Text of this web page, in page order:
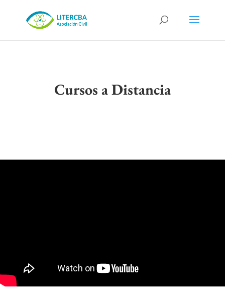
Cursos a Distancia